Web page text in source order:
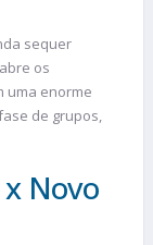
sequer
os
uma enorme
de grupos,
Novo